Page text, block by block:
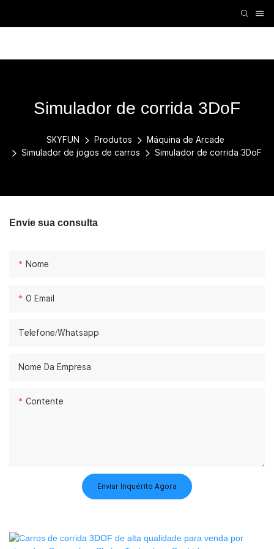
Simulador de corrida 3DoF
SKYFUN Produtos
Máquina de Arcade
Simulador de jogos de carros
Simulador de corrida 3DoF
Envie sua consulta
Nome
O Email
Telefone/whatsapp
Nome Da Empresa
Contente
Enviar Inquérito Agora